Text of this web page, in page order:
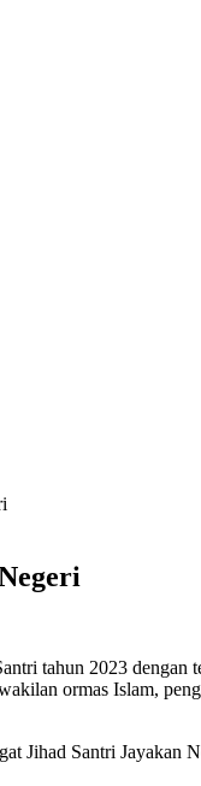
tahun 2023 dengan
ormas Islam,
Jihad Santri